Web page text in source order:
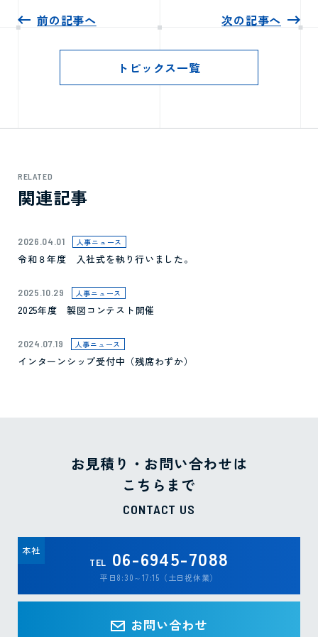
前の記事へ 次の記事へ
トピックス一覧
RELATED
関連記事
2026.04.01 人事ニュース
令和８年度 入社式を執り行いました。
2025.10.29 人事ニュース
2025年度 製図コンテスト開催
2024.07.19 人事ニュース
インターンシップ受付中（残席わずか）
お見積り・お問い合わせは
こちらまで
CONTACT US
本社
TEL 06-6945-7088
平日8:30～17:15（土日祝休業）
お問い合わせ